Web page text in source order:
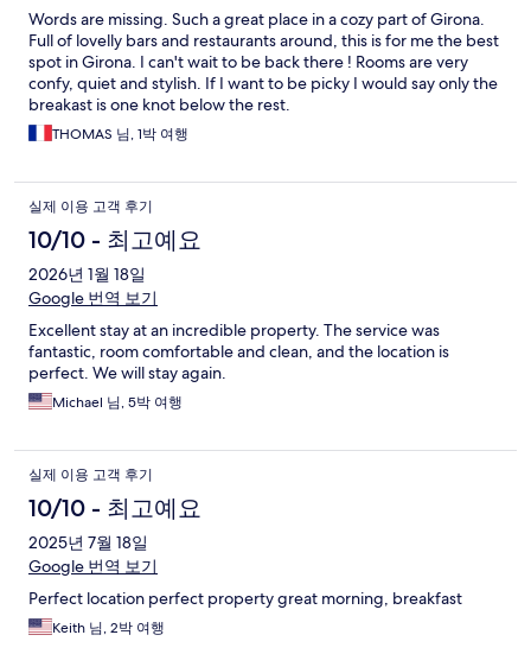
Words are missing. Such a great place in a cozy part of Girona.
Full of lovelly bars and restaurants around, this is for me the best
spot in Girona. I can't wait to be back there ! Rooms are very
confy, quiet and stylish. If I want to be picky I would say only the
breakast is one knot below the rest.
THOMAS 님, 1박 여행
실제 이용 고객 후기
10/10 - 최고예요
2026년 1월 18일
Google 번역 보기
Excellent stay at an incredible property. The service was
fantastic, room comfortable and clean, and the location is
perfect. We will stay again.
Michael 님, 5박 여행
실제 이용 고객 후기
10/10 - 최고예요
2025년 7월 18일
Google 번역 보기
Perfect location perfect property great morning, breakfast
Keith 님, 2박 여행